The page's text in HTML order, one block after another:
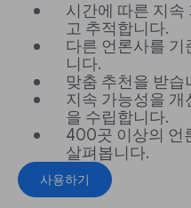
시간에 따른 지
고 추적합니다.
다른 언론사를
니다.
맞춤 추천을 받습
지속 가능성을 개
을 수립합니다.
400곳 이상의 언
살펴봅니다.
사용하기